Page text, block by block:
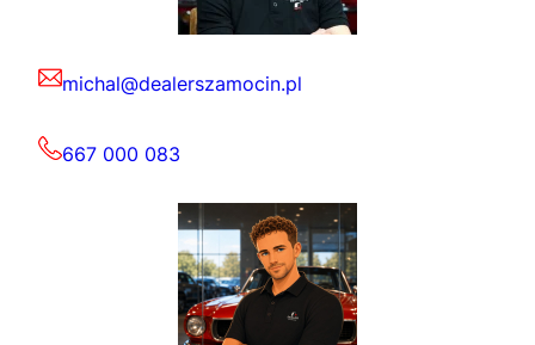
michal@dealerszamocin.pl
667 000 083